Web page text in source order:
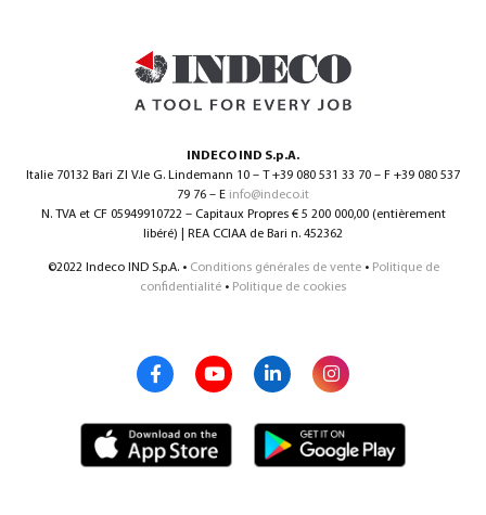
INDECO IND S.p.A.
Italie 70132 Bari ZI V.le G. Lindemann 10 – T +39 080 531 33 70 – F +39 080 537
79 76 – E info@indeco.it
N. TVA et CF 05949910722 – Capitaux Propres € 5 200 000,00 (entièrement
libéré) | REA CCIAA de Bari n. 452362
©2022 Indeco IND S.p.A. • Conditions générales de vente• Politique de
confidentialité • Politique de cookies